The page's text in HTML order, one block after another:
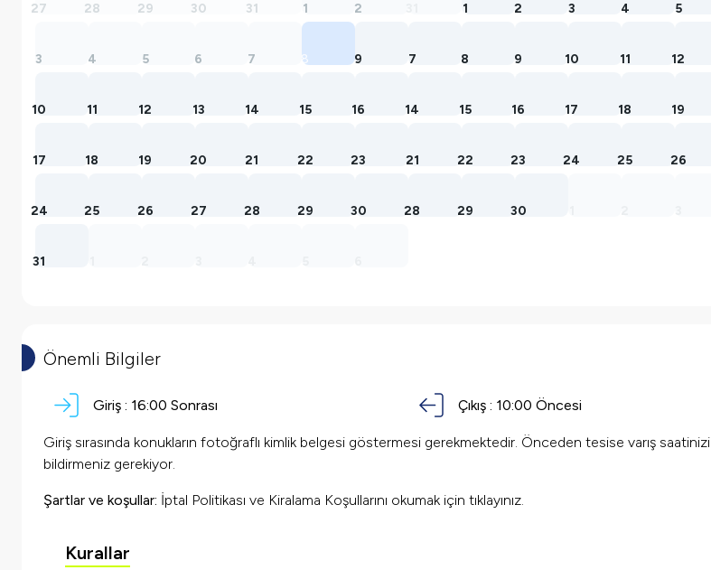
27 28 29 30 31 1 2
3 4 5 6 7 8 9
10 11 12 13 14 15 16
17 18 19 20 21 22 23
24 25 26 27 28 29 30
31
1 2 3 4 5
7 8 9 10 11 12
14 15 16 17 18 19
21 22 23 24 25 26
28 29 30
Önemli Bilgiler
Giriş : 16:00 Sonrası Çıkış : 10:00 Öncesi
Giriş sırasında konukların fotoğraflı kimlik belgesi göstermesi gerekmektedir. Önceden tesise varış saatinizi
bildirmeniz gerekiyor.
Şartlar ve koşullar: İptal Politikası ve Kiralama Koşullarını okumak için tıklayınız.
Kurallar